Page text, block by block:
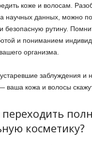
коже и волосам.
научных данных, можно
рутину.
и пониманием
организма.
заблуждения и
ваша кожа и волосы
косметику?